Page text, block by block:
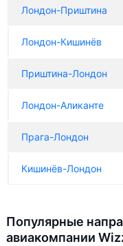
Лондон-Приштина
Лондон-Кишинёв
Приштина-Лондон
Лондон-Аликанте
Прага-Лондон
Кишинёв-Лондон
Популярные
авиакомпании